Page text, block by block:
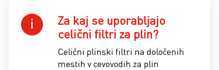
Za kaj se uporabljajo
celični filtri za plin?
Celični plinski filtri na določenih
mestih v cevovodih za plin